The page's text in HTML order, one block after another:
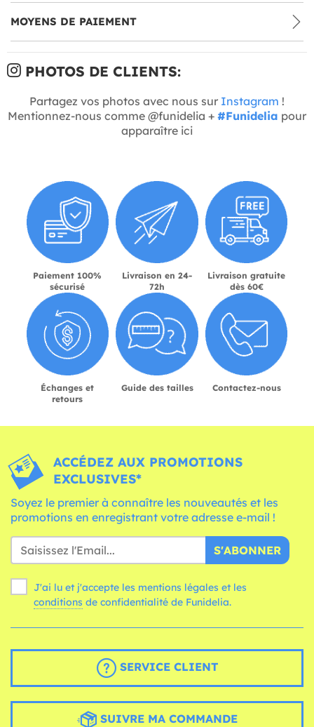
MOYENS DE PAIEMENT
PHOTOS DE CLIENTS:
Partagez vos photos avec nous sur Instagram !
Mentionnez-nous comme @funidelia + #Funidelia pour
apparaître ici
Paiement 100%
sécurisé
Livraison en 24-
72h
Livraison gratuite
dès 60€
Échanges et
retours
Guide des tailles Contactez-nous
ACCÉDEZ AUX PROMOTIONS
EXCLUSIVES*
Soyez le premier à connaître les nouveautés et les
promotions en enregistrant votre adresse e-mail !
S'ABONNER
J'ai lu et j'accepte les mentions légales et les
conditions de confidentialité de Funidelia.
SERVICE CLIENT
SUIVRE MA COMMANDE